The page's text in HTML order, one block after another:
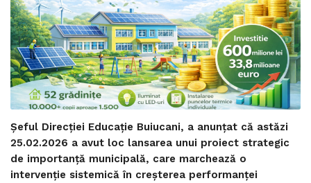
Șeful Direcției Educație Buiucani, a anunțat că astăzi
25.02.2026 a avut loc lansarea unui proiect strategic
de importanță municipală, care marchează o
intervenție sistemică în creșterea performanței